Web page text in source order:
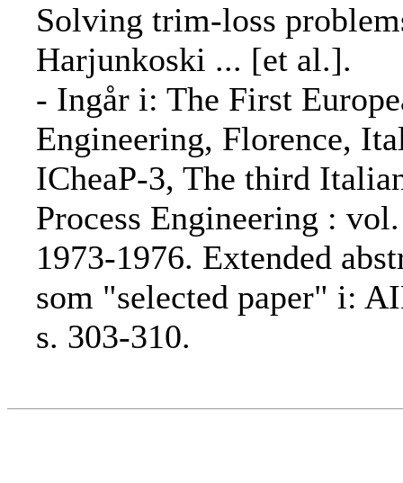
Solving trim-loss
Harjunkoski ... [et al.].
- Ingår i: The First
Engineering, Florence,
ICheaP-3, The third
Process Engineering :
1973-1976. Extended
som "selected paper" i:
s. 303-310.